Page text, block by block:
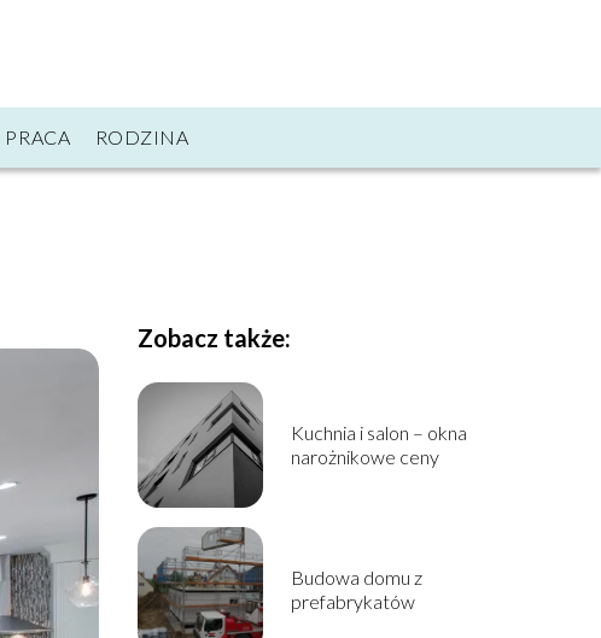
PRACA RODZINA
Zobacz także:
Kuchnia i salon – okna
narożnikowe ceny
Budowa domu z
prefabrykatów